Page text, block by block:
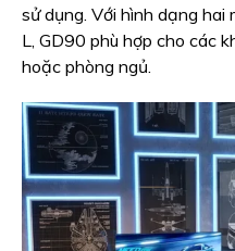
sử dụng. Với hình dạng
L, GD90 phù hợp cho các
hoặc phòng ngủ.